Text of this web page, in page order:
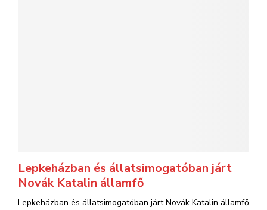
Lepkeházban és állatsimogatóban járt
Novák Katalin államfő
Lepkeházban és állatsimogatóban járt Novák Katalin államfő